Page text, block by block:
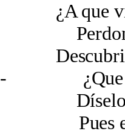
viene
Perdone
- ¿Que os
Díselo
Pues